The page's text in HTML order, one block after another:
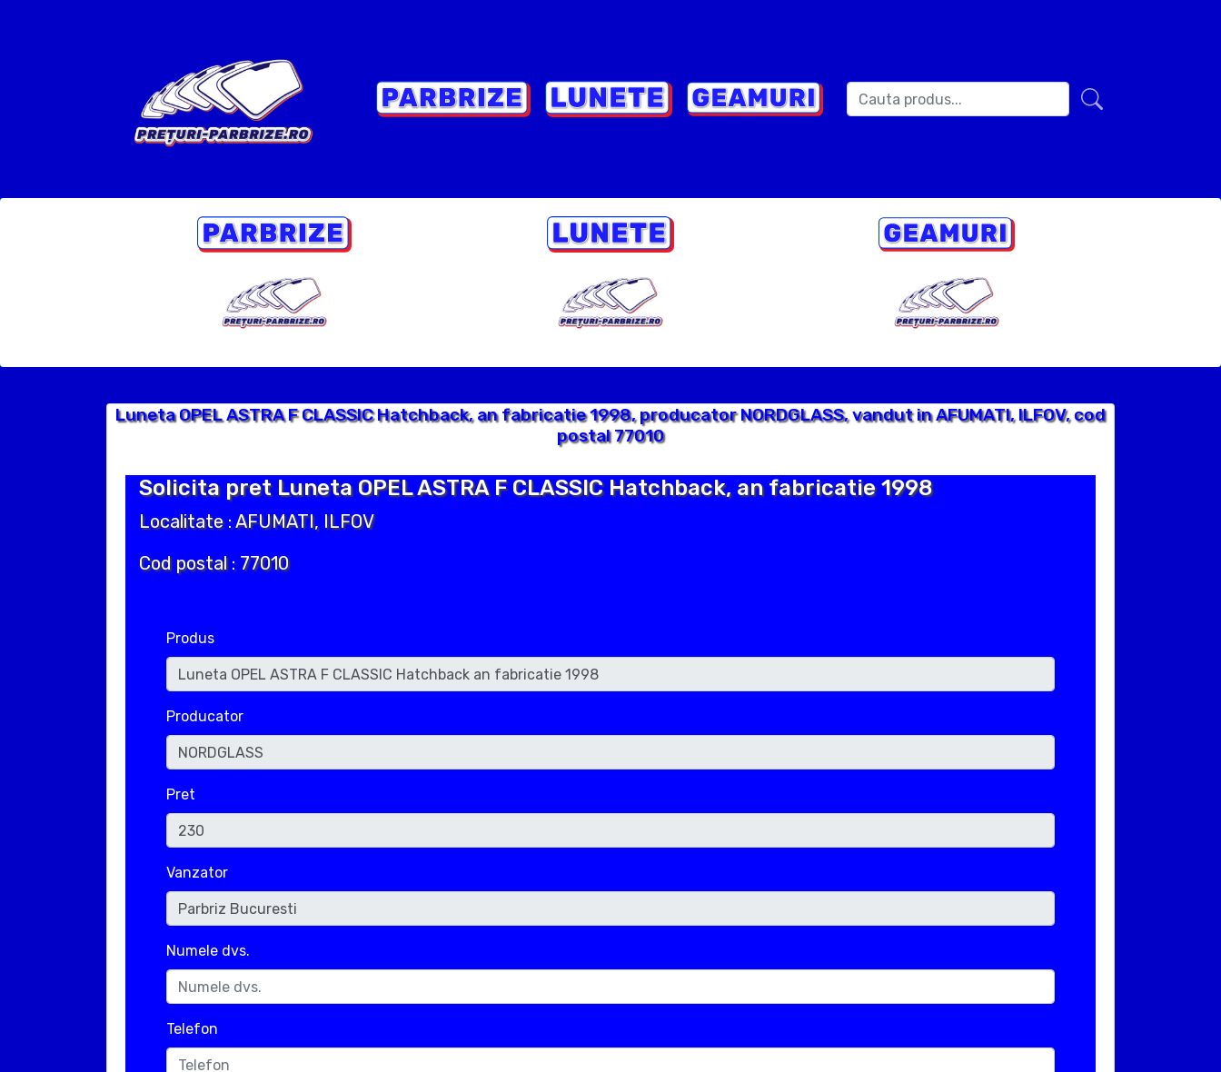
Luneta OPEL ASTRA F CLASSIC Hatchback, an fabricatie 1998, producator NORDGLASS, vandut in AFUMATI, ILFOV, cod
postal 77010
Solicita pret Luneta OPEL ASTRA F CLASSIC Hatchback, an fabricatie 1998
Localitate : AFUMATI, ILFOV
Cod postal : 77010
Produs
Producator
Pret
Vanzator
Numele dvs.
Telefon